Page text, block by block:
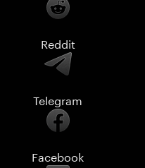
Reddit
Telegram
Facebook